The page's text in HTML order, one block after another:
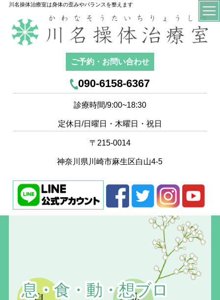
川名操体治療室は身体の歪みやバランスを整えます
ご予約・お問い合わせ
090-6158-6367
診療時間/9:00~18:30
定休日/日曜日・木曜日・祝日
〒215-0014
神奈川県川崎市麻生区白山4-5
息・食・動・想ブロ